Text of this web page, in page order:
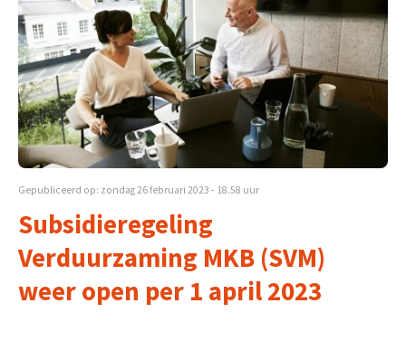
Gepubliceerd op: zondag 26 februari 2023 - 18.58 uur
Subsidieregeling
Verduurzaming MKB (SVM)
weer open per 1 april 2023